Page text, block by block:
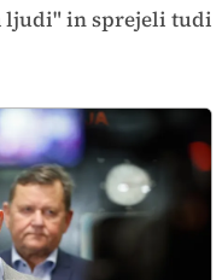
ljudi" in sprejeli tudi